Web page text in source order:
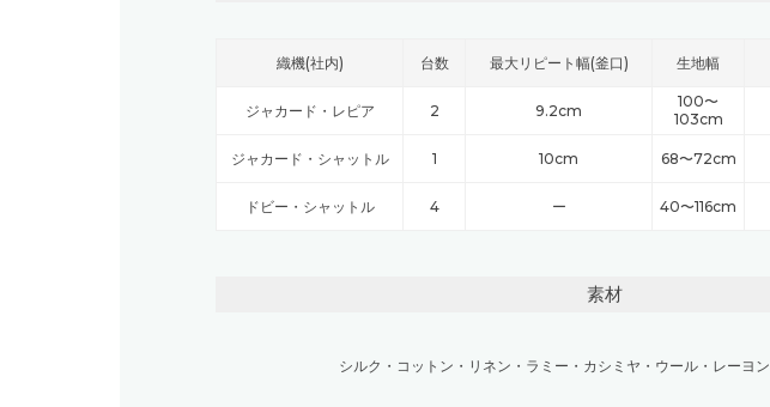
織機(社内) 台数 最大リピート幅(釜口) 生地幅
ジャカード・レピア 2 9.2cm
100〜
103cm
ジャカード・シャットル 1 10cm 68〜72cm
ドビー・シャットル 4 ー 40〜116cm
素材
シルク ・ コットン ・ リネン ・ ラミー ・ カシミヤ ・ ウール・ レーヨン